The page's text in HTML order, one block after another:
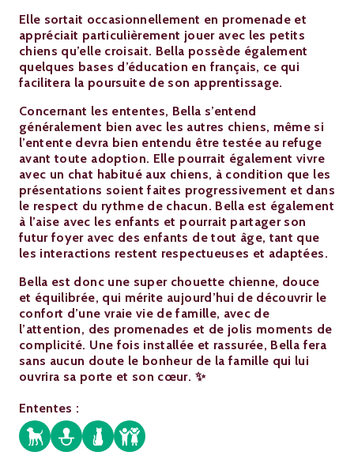
Elle sortait occasionnellement en promenade et
appréciait particulièrement jouer avec les petits
chiens qu’elle croisait. Bella possède également
quelques bases d’éducation en français, ce qui
facilitera la poursuite de son apprentissage.
Concernant les ententes, Bella s’entend
généralement bien avec les autres chiens, même si
l’entente devra bien entendu être testée au refuge
avant toute adoption. Elle pourrait également vivre
avec un chat habitué aux chiens, à condition que les
présentations soient faites progressivement et dans
le respect du rythme de chacun. Bella est également
à l’aise avec les enfants et pourrait partager son
futur foyer avec des enfants de tout âge, tant que
les interactions restent respectueuses et adaptées.
Bella est donc une super chouette chienne, douce
et équilibrée, qui mérite aujourd’hui de découvrir le
confort d’une vraie vie de famille, avec de
l’attention, des promenades et de jolis moments de
complicité. Une fois installée et rassurée, Bella fera
sans aucun doute le bonheur de la famille qui lui
ouvrira sa porte et son cœur. ✨
Ententes :